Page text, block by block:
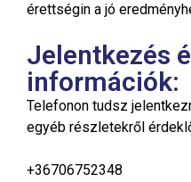
érettségin a jó
Jelentkezés
információk:
Telefonon tudsz
egyéb részletekről
+36706752348